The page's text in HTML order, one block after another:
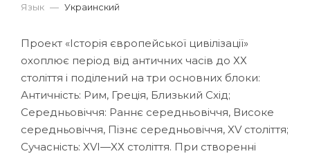
Язык — Украинский
Проект «Історія європейської цивілізації»
охоплює період від античних часів до ХХ
століття і поділений на три основних блоки:
Античність: Рим, Греція, Близький Схід;
Середньовіччя: Раннє середньовіччя, Високе
середньовіччя, Пізнє середньовіччя, XV століття;
Сучасність: XVI—XХ століття. При створенні